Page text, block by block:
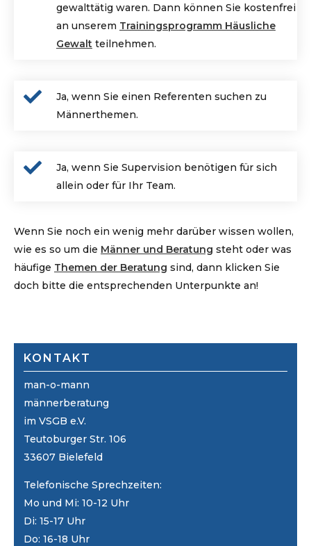
gewalttätig waren. Dann können Sie kostenfrei
an unserem Trainingsprogramm Häusliche
Gewalt teilnehmen.
Ja, wenn Sie einen Referenten suchen zu
Männerthemen.
Ja, wenn Sie Supervision benötigen für sich
allein oder für Ihr Team.
Wenn Sie noch ein wenig mehr darüber wissen wollen,
wie es so um die Männer und Beratung steht oder was
häufige Themen der Beratung sind, dann klicken Sie
doch bitte die entsprechenden Unterpunkte an!
KONTAKT
man-o-mann
männerberatung
im VSGB e.V.
Teutoburger Str. 106
33607 Bielefeld
Telefonische Sprechzeiten:
Mo und Mi: 10-12 Uhr
Di: 15-17 Uhr
Do: 16-18 Uhr